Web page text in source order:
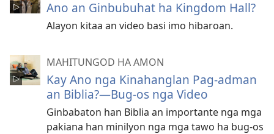
Ano an Ginbubuhat ha Kingdom Hall?
Alayon kitaa an video basi imo hibaroan.
MAHITUNGOD HA AMON
Kay Ano nga Kinahanglan Pag-adman
an Biblia?—Bug-os nga Video
Ginbabaton han Biblia an importante nga mga
pakiana han minilyon nga mga tawo ha bug-os